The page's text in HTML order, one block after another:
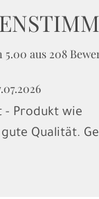
5.00 aus 208
- Produkt wie
Qualität.